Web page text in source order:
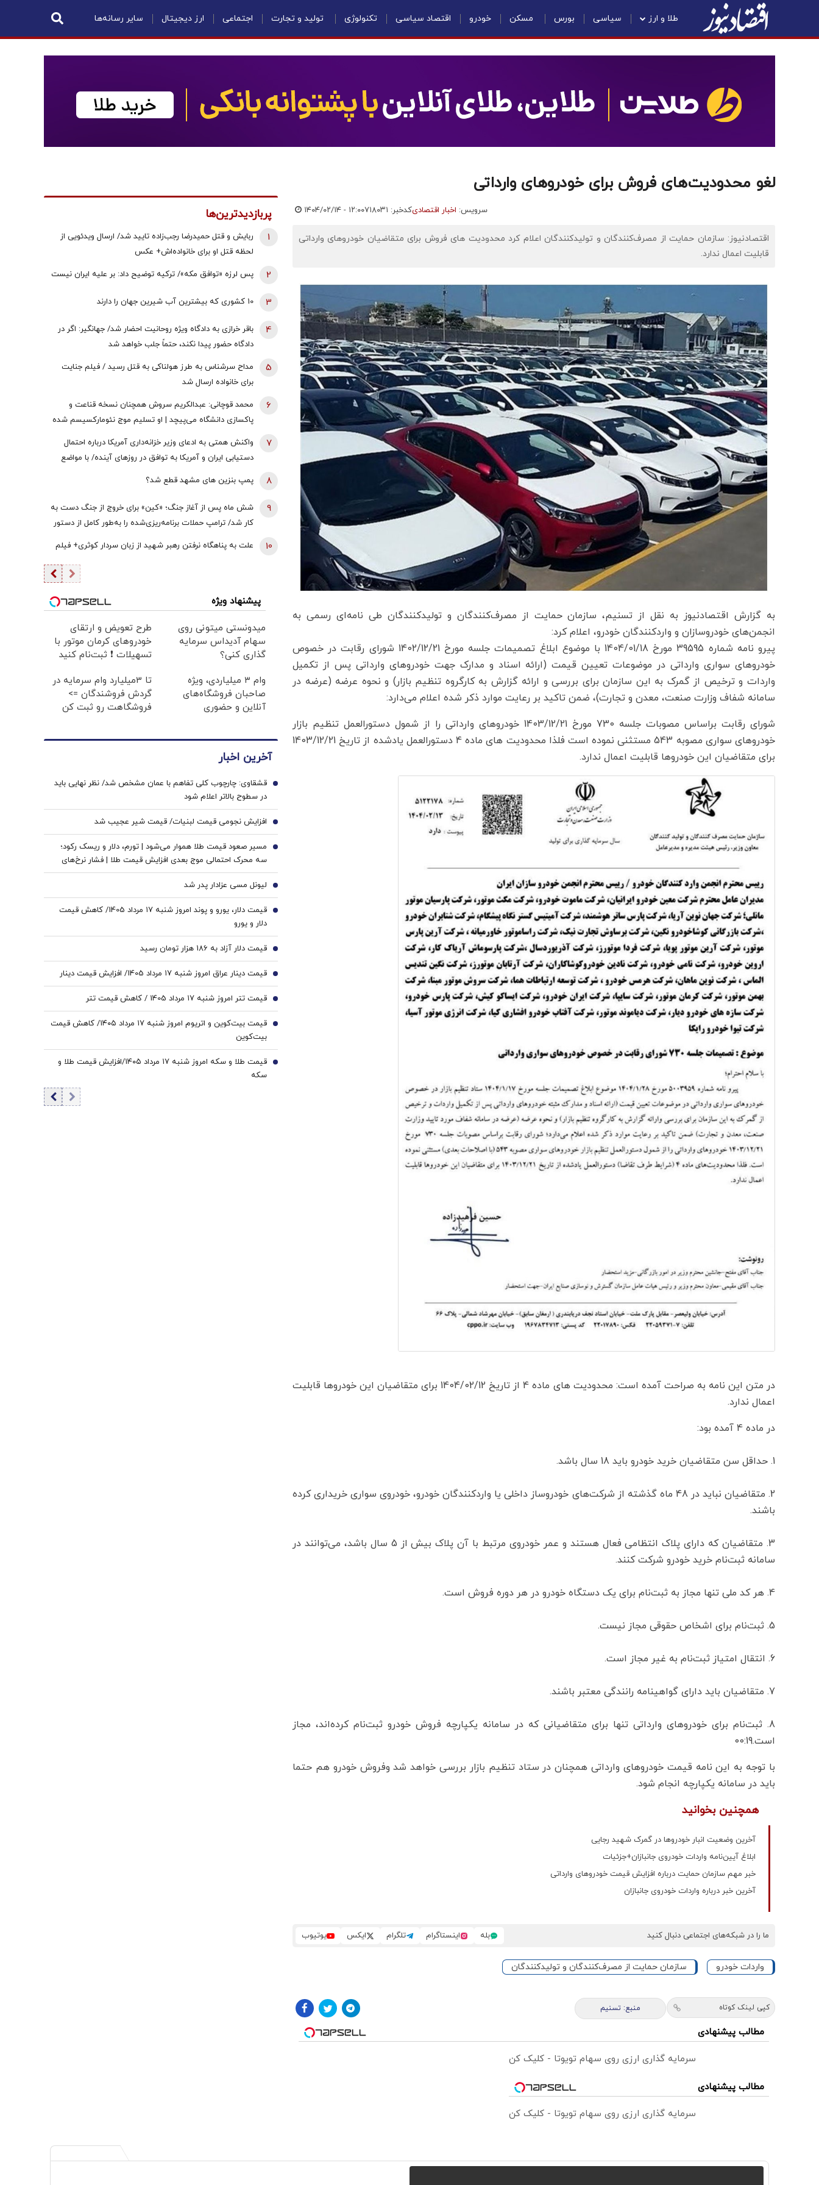
طلا و ارز سیاسی بورس مسکن خودرو اقتصاد سیاسی تکنولوژی تولید و تجارت اجتماعی ارز دیجیتال سایر رسانه‌ها
لغو محدودیت‌های فروش برای خودروهای وارداتی
سرویس: اخبار اقتصادیکدخبر: ۷۱۸۰۳۱ ۱۴۰۴/۰۲/۱۴ - ۱۲:۰۰
اقتصادنیوز: سازمان حمایت از مصرف‌کنندگان و تولیدکنندگان اعلام کرد محدودیت های فروش برای متقاضیان خودروهای وارداتی
قابلیت اعمال ندارد.
به گزارش اقتصادنیوز به نقل از تسنیم، سازمان حمایت از مصرف‌کنندگان و تولیدکنندگان طی نامه‌ای رسمی به
انجمن‌های خودروسازان و واردکنندگان خودرو، اعلام کرد:
پیرو نامه شماره 39595 مورخ 1404/01/18 با موضوع ابلاغ تصمیمات جلسه مورخ 1402/12/21 شورای رقابت در خصوص
خودروهای سواری وارداتی در موضوعات تعیین قیمت (ارائه اسناد و مدارک جهت خودروهای وارداتی پس از تکمیل
واردات و ترخیص از گمرک به این سازمان برای بررسی و ارائه گزارش به کارگروه تنظیم بازار) و نحوه عرضه (عرضه در
سامانه شفاف وزارت صنعت، معدن و تجارت)، ضمن تاکید بر رعایت موارد ذکر شده اعلام می‌دارد:
شورای رقابت براساس مصوبات جلسه 730 مورخ 1403/12/21 خودروهای وارداتی را از شمول دستورالعمل تنظیم بازار
خودروهای سواری مصوبه 543 مستثنی نموده است فلذا محدودیت های ماده 4 دستورالعمل یادشده از تاریخ 1403/12/21
برای متقاضیان این خودروها قابلیت اعمال ندارد.
در متن این نامه به صراحت آمده است: محدودیت های ماده 4 از تاریخ 1404/02/12 برای متقاضیان این خودروها قابلیت
اعمال ندارد.
در ماده 4 آمده بود:
1. حداقل سن متقاضیان خرید خودرو باید 18 سال باشد.
2. متقاضیان نباید در 48 ماه گذشته از شرکت‌های خودروساز داخلی یا واردکنندگان خودرو، خودروی سواری خریداری کرده
باشند.
3. متقاضیان که دارای پلاک انتظامی فعال هستند و عمر خودروی مرتبط با آن پلاک بیش از 5 سال باشد، می‌توانند در
سامانه ثبت‌نام خرید خودرو شرکت کنند.
4. هر کد ملی تنها مجاز به ثبت‌نام برای یک دستگاه خودرو در هر دوره فروش است.
5. ثبت‌نام برای اشخاص حقوقی مجاز نیست.
6. انتقال امتیاز ثبت‌نام به غیر مجاز است.
7. متقاضیان باید دارای گواهینامه رانندگی معتبر باشند.
8. ثبت‌نام برای خودروهای وارداتی تنها برای متقاضیانی که در سامانه یکپارچه فروش خودرو ثبت‌نام کرده‌اند، مجاز
است.00:19
با توجه به این نامه قیمت خودروهای وارداتی همچنان در ستاد تنظیم بازار بررسی خواهد شد و‌فروش خودرو هم حتما
باید در سامانه یکپارچه انجام شود.
همچنین بخوانید
آخرین وضعیت انبار خودروها در گمرک شهید رجایی
ابلاغ آیین‌نامه واردات خودروی جانبازان+جزئیات
خبر مهم سازمان حمایت درباره افزایش قیمت خودروهای وارداتی
آخرین خبر درباره واردات خودروی جانبازان
ما را در شبکه‌های اجتماعی دنبال کنید بله اینستاگرام تلگرام ایکس یوتیوب
واردات خودرو سازمان حمایت از مصرف‌کنندگان و تولیدکنندگان
کپی لینک کوتاه منبع: تسنیم
مطالب پیشنهادی
سرمایه گذاری ارزی روی سهام تویوتا - کلیک کن
مطالب پیشنهادی
سرمایه گذاری ارزی روی سهام تویوتا - کلیک کن
پربازدیدترین‌ها
ربایش و قتل حمیدرضا رجب‌زاده تایید شد/ ارسال ویدئویی از
لحظه قتل او برای خانواده‌اش+ عکس
1
پس لرزه «توافق مکه»/ ترکیه توضیح داد: بر علیه ایران نیست 2
10 کشوری که بیشترین آب شیرین جهان را دارند 3
باقر خرازی به دادگاه ویژه روحانیت احضار شد/ جهانگیر: اگر در
دادگاه حضور پیدا نکند، حتماً جلب خواهد شد
4
مداح سرشناس به طرز هولناکی به قتل رسید / فیلم جنایت
برای خانواده ارسال شد
5
محمد قوچانی: عبدالکریم سروش همچنان نسخه قناعت و
پاکسازی دانشگاه می‌پیچد | او تسلیم موج نئومارکسیسم شده
رقابتی را با برچسب کاپیتالیسم توضیح می‌دهد
6
واکنش همتی به ادعای وزیر خزانه‌داری آمریکا درباره احتمال
دستیابی ایران و آمریکا به توافق در روز‌های آینده/ با مواضع
7
پمپ بنزین های مشهد قطع شد؟ 8
شش ماه پس از آغاز جنگ؛ «کین» برای خروج از جنگ دست به
کار شد/ ترامپ حملات برنامه‌ریزی‌شده را به‌طور کامل از دستور
کار خارج نکرده/ گزینه عملیات زمینی وجود دارد؛ اما کسی
خواستار آن نیست
9
علت به پناهگاه نرفتن رهبر شهید از زبان سردار کوثری+ فیلم 10
پیشنهاد ویژه
میدونستی میتونی روی
سهام آدیداس سرمایه
گذاری کنی؟
طرح تعویض و ارتقای
خودروهای کرمان موتور با
تسهیلات ❗ ثبت‌نام کنید
وام ۳ میلیاردی، ویژه
صاحبان فروشگاه‌های
آنلاین و حضوری
تا 3میلیارد وام سرمایه در
گردش فروشندگان =>
فروشگاهت رو ثبت کن
آخرین اخبار
قشقاوی: چارچوب کلی تفاهم با عمان مشخص شد/ نظر نهایی باید
در سطوح بالاتر اعلام شود
1
افزایش نجومی قیمت لبنیات/ قیمت شیر عجیب شد 2
مسیر صعود قیمت طلا هموار می‌شود | تورم، دلار و ریسک رکود؛
سه محرک احتمالی موج بعدی افزایش قیمت طلا | فشار نرخ‌های
بهره در حال پایان است؟
3
لیونل مسی عزادار پدر شد 4
قیمت دلار، یورو و پوند امروز شنبه ۱۷ مرداد 1405/ کاهش قیمت
دلار و یورو
5
قیمت دلار آزاد به 186 هزار تومان رسید 6
قیمت دینار عراق امروز شنبه ۱۷ مرداد 1405/ افزایش قیمت دینار 7
قیمت تتر امروز شنبه ۱۷ مرداد 1405 / کاهش قیمت تتر 8
قیمت بیت‌کوین و اتریوم امروز شنبه ۱۷ مرداد ۱۴۰۵/ کاهش قیمت
بیت‌کوین
9
قیمت طلا و سکه امروز شنبه ۱۷ مرداد ۱۴۰۵/افزایش قیمت طلا و
سکه
10